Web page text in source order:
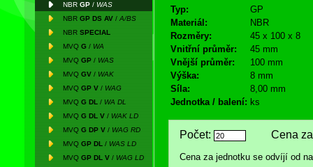
NBR GP / WAS
NBR GP DS AV / A/BS
NBR SPECIAL
MVQ G / WA
MVQ GP / WAS
MVQ GV / WAK
MVQ GP V / WAG
MVQ G DL / WA DL
MVQ G DL V / WAK LD
MVQ G DP V / WAG RD
MVQ GP DL / WAS LD
MVQ GP DL V / WAG LD
Typ:
GP
Materiál:
NBR
Rozměry:
45 x 100 x 8
Vnitřní průměr:
45 mm
Vnější průměr:
100 mm
Výška:
8 mm
Síla:
8,00 mm
Jednotka / balení: ks
Počet: Cena za
Cena za jednotku se odvíjí od